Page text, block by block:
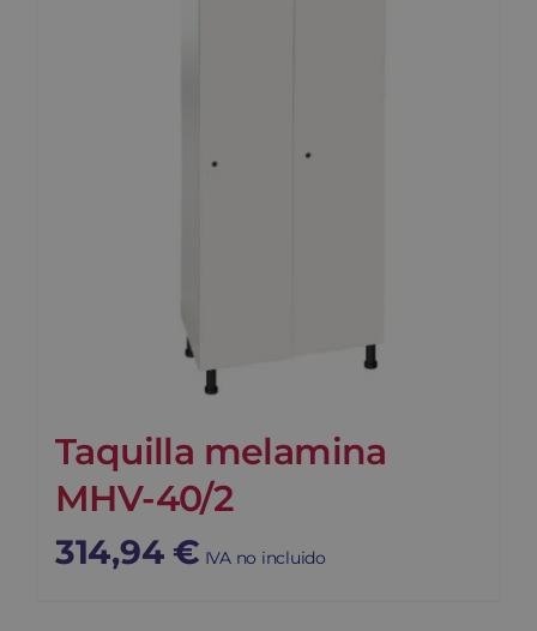
Taquilla melamina
MHV-40/2
314,94 € IVA no incluido